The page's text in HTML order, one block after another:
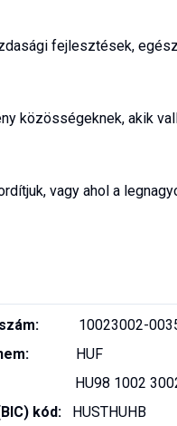
fejlesztések,
közösségeknek, akik
vagy ahol a
10023002-
HUF
HU98 1002
kód: HUSTHUHB